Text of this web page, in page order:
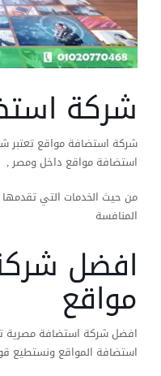
شركة
شركة استضافة مواقع تعتبر
استضافة مواقع داخل ومصر ,
من حيث الخدمات التي
المنافسة
افضل
مواقع
افضل شركة استضافة مصرية
استضافة المواقع ونستطيع